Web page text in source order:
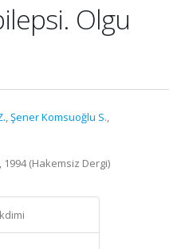
Olgu
,Şener Komsuoğlu S.,
1994 (Hakemsiz Dergi)